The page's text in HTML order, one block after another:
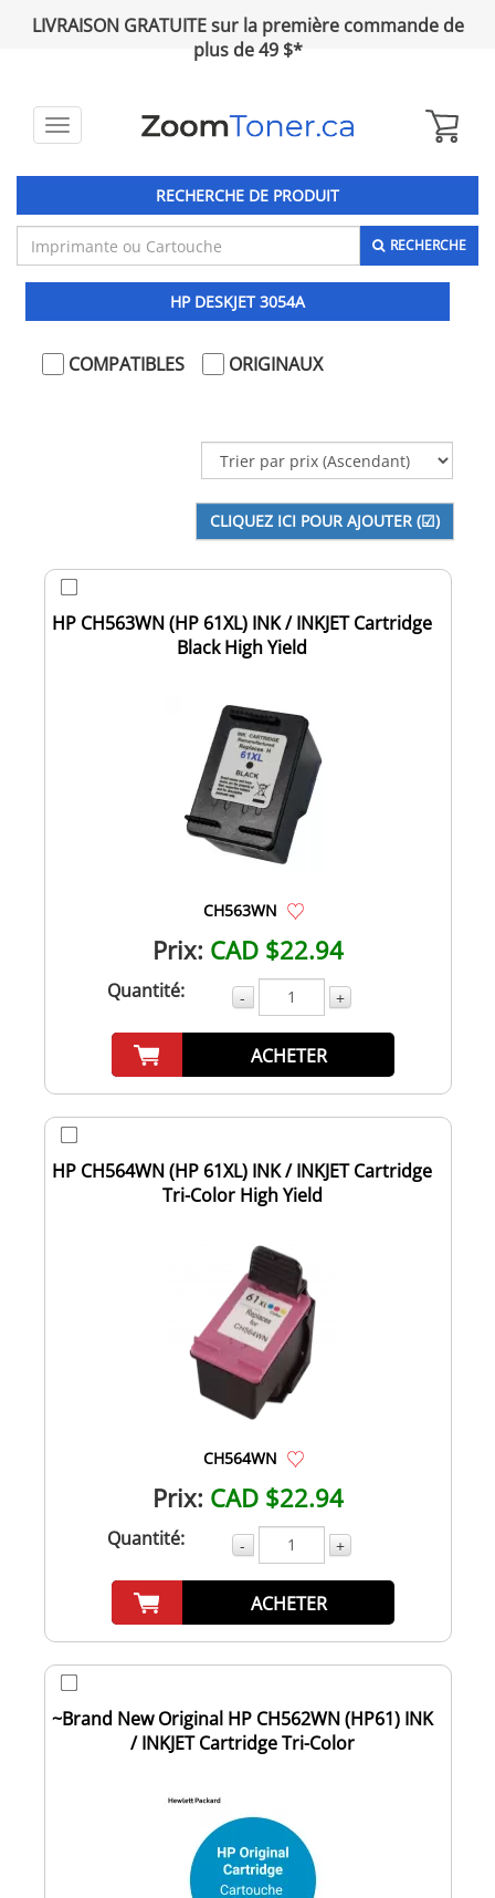
LIVRAISON GRATUITE sur la première commande de
plus de 49 $*
Toggle
RECHERCHE DE PRODUIT
RECHERCHE
HP DESKJET 3054A
COMPATIBLES ORIGINAUX
HP CH563WN (HP 61XL) INK / INKJET Cartridge
Black High Yield
CH563WN
Prix: CAD $22.94
Quantité: - +
ACHETER
HP CH564WN (HP 61XL) INK / INKJET Cartridge
Tri-Color High Yield
CH564WN
Prix: CAD $22.94
Quantité: - +
ACHETER
~Brand New Original HP CH562WN (HP61) INK
/ INKJET Cartridge Tri-Color